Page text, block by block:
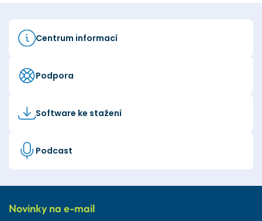
Centrum informací
Podpora
Software ke stažení
Podcast
Novinky na e-mail